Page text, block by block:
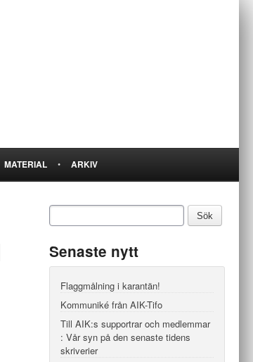
MATERIAL • ARKIV
Senaste nytt
Flaggmålning i karantän!
Kommuniké från AIK-Tifo
Till AIK:s supportrar och medlemmar
: Vår syn på den senaste tidens
skriverier